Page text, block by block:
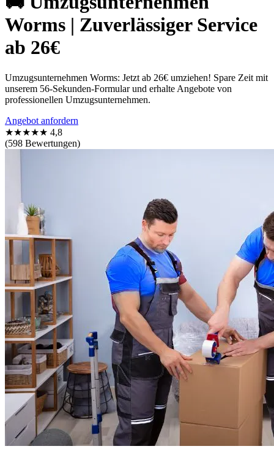
Worms | Zuverlässiger Service
ab 26€
Umzugsunternehmen Worms: Jetzt ab 26€ umziehen! Spare Zeit mit
unserem 56-Sekunden-Formular und erhalte Angebote von
professionellen Umzugsunternehmen.
Angebot anfordern
★★★★★ 4,8
(598 Bewertungen)